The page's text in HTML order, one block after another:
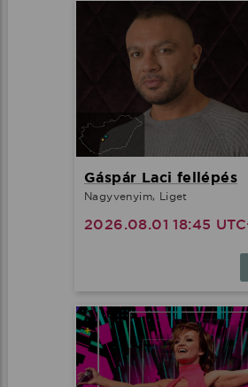
Gáspár Laci fellépés
Nagyvenyim, Liget
2026.08.01 18:45